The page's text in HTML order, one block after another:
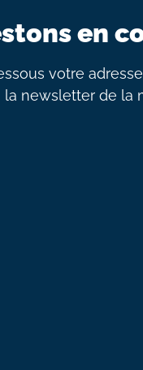
en
votre
la newsletter de la